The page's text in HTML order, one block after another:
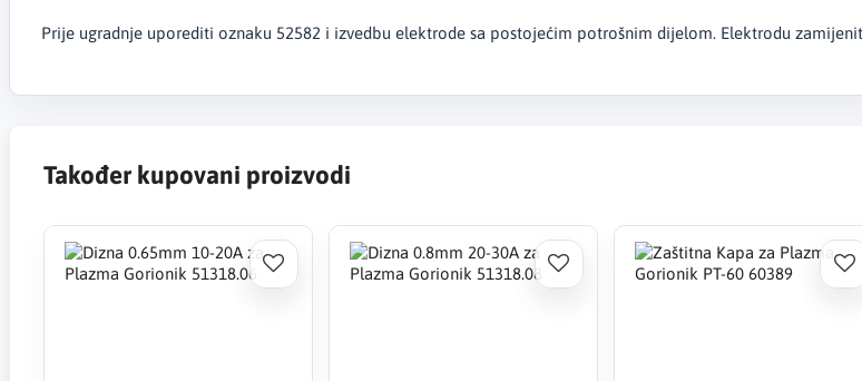
Prije ugradnje uporediti oznaku 52582 i izvedbu elektrode sa postojećim potrošnim dijelom. Elektrodu
Također kupovani proizvodi